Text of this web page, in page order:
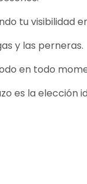
tu visibilidad
y las perneras.
en todo
es la